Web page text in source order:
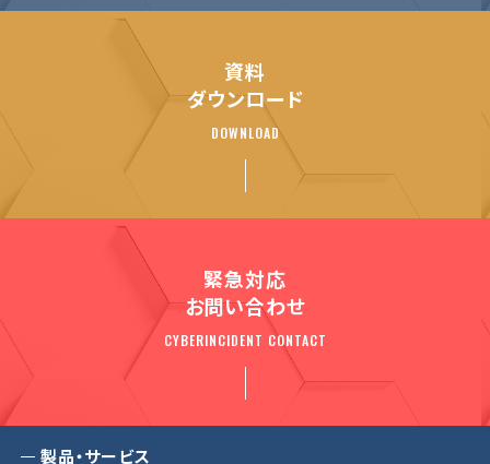
資料
ダウンロード
DOWNLOAD
緊急対応
お問い合わせ
CYBERINCIDENT CONTACT
製品・サービス